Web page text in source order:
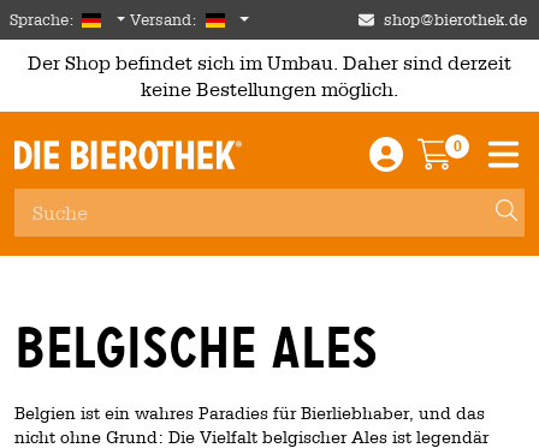
Skip to main content
Sprache: German
Versand: Deutschland shop@bierothek.de
Der Shop befindet sich im Umbau. Daher sind derzeit
keine Bestellungen möglich.
Einloggen /
0
Belgische Ales
Belgien ist ein wahres Paradies für Bierliebhaber, und das
nicht ohne Grund: Die Vielfalt belgischer Ales ist legendär